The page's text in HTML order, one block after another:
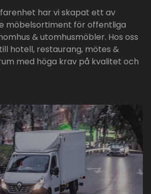
har vi skapat ett av
möbelsortiment för offentliga
& utomhusmöbler. Hos oss
hotell, restaurang, mötes &
med höga krav på kvalitet och